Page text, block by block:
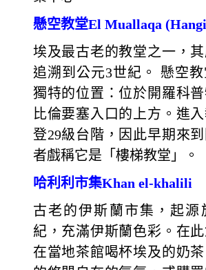
懸空教堂El Muallaqa
埃及最古老的教堂之一，
追溯到公元3世紀。 懸空
獨特的位置：位於開羅科
比倫要塞入口的上方。進
登29級台階，因此早期來
者戲稱它是「樓梯教堂」。
哈利利市集Khan el-khalili
古老的伊斯蘭市集，起源
紀，充滿伊斯蘭色彩。在
在當地茶館喝杯埃及的奶